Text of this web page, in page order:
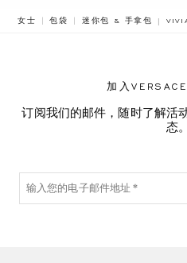
女士 包袋 迷你包 & 手拿包
加入
订阅我们的邮件，随时了解活
态。